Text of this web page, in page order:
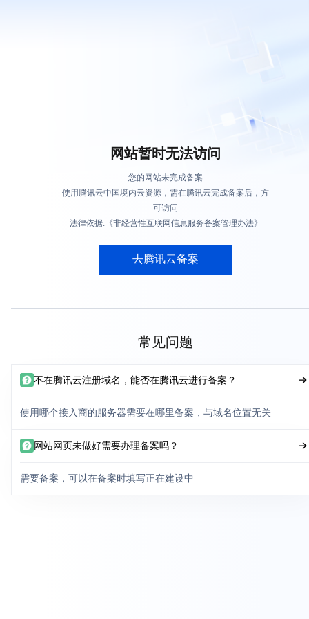
网站暂时无法访问
您的网站未完成备案
使用腾讯云中国境内云资源，需在腾讯云完成备案后，方
可访问
法律依据:《非经营性互联网信息服务备案管理办法》
去腾讯云备案
常见问题
不在腾讯云注册域名，能否在腾讯云进行备案？
使用哪个接入商的服务器需要在哪里备案，与域名位置无关
网站网页未做好需要办理备案吗？
需要备案，可以在备案时填写正在建设中